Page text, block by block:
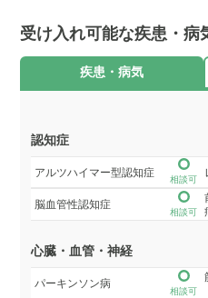
受け入れ可能な疾患・病
疾患・病気
認知症
アルツハイマー型認知症
相談可
脳血管性認知症
相談可
心臓・血管・神経
パーキンソン病
相談可